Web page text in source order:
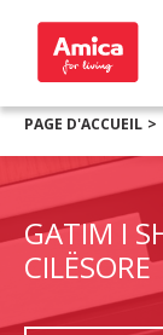
PAGE D'ACCUEIL
GATIM I
CILËSORE